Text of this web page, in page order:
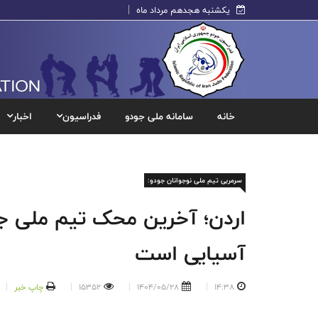
یکشنبه هجدهم مرداد ماه
خانه سامانه ملی جودو فدراسیون اخبار
سرمربی تیم ملی نوجوانان جودو:
اردن؛ آخرین محک تیم ملی
آسیایی است
14:38
1404/05/28
15352 چاپ خبر